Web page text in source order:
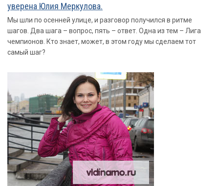
уверена Юлия Меркулова.
Мы шли по осенней улице, и разговор получился в ритме
шагов. Два шага – вопрос, пять – ответ. Одна из тем – Лига
чемпионов. Кто знает, может, в этом году мы сделаем тот
самый шаг?